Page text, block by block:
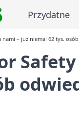
Przydatne
nami – już niemal 62 tys.